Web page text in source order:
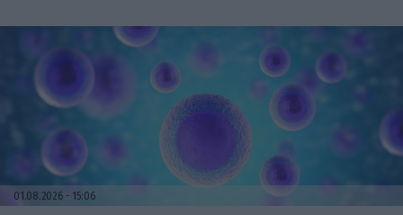
01.08.2026 15:06